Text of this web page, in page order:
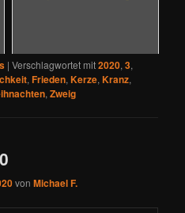
|Verschlagwortet mit2020,3,
,Frieden,Kerze,Kranz,
,Zweig
vonMichael F.